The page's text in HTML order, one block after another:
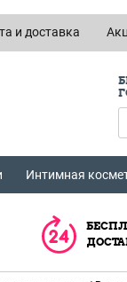
и доставка
Интимная